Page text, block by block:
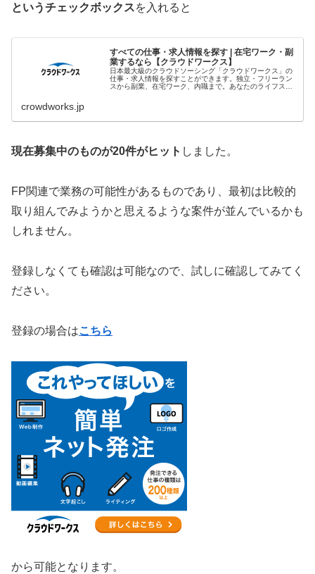
というチェックボックスを入れると
すべての仕事・求人情報を探す | 在宅ワーク・副
業するなら【クラウドワークス】
日本最大級のクラウドソーシング「クラウドワークス」の
仕事・求人情報を探すことができます。独立・フリーラン
スから副業、在宅ワーク、内職まで。あなたのライフスタ
crowdworks.jp
現在募集中のものが20件がヒット しました。
FP関連で業務の可能性があるものであり、最初は比較的
取り組んでみようかと思えるような案件が並んでいるかも
しれません。
登録しなくても確認は可能なので、試しに確認してみてく
ださい。
登録の場合はこちら
から可能となります。